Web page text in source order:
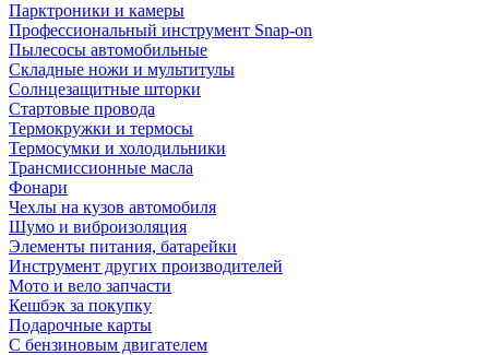
Парктроники и камеры
Профессиональный инструмент Snap-on
Пылесосы автомобильные
Складные ножи и мультитулы
Солнцезащитные шторки
Стартовые провода
Термокружки и термосы
Термосумки и холодильники
Трансмиссионные масла
Фонари
Чехлы на кузов автомобиля
Шумо и виброизоляция
Элементы питания, батарейки
Инструмент других производителей
Мото и вело запчасти
Кешбэк за покупку
Подарочные карты
С бензиновым двигателем